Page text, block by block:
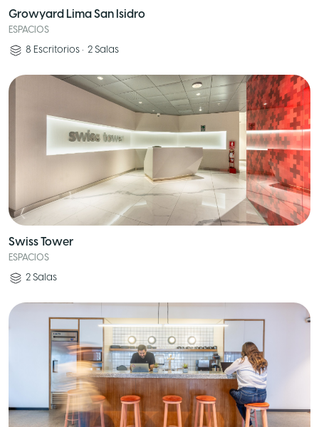
Growyard Lima San Isidro
ESPACIOS
8 Escritorios • 2 Salas
Swiss Tower
ESPACIOS
2 Salas